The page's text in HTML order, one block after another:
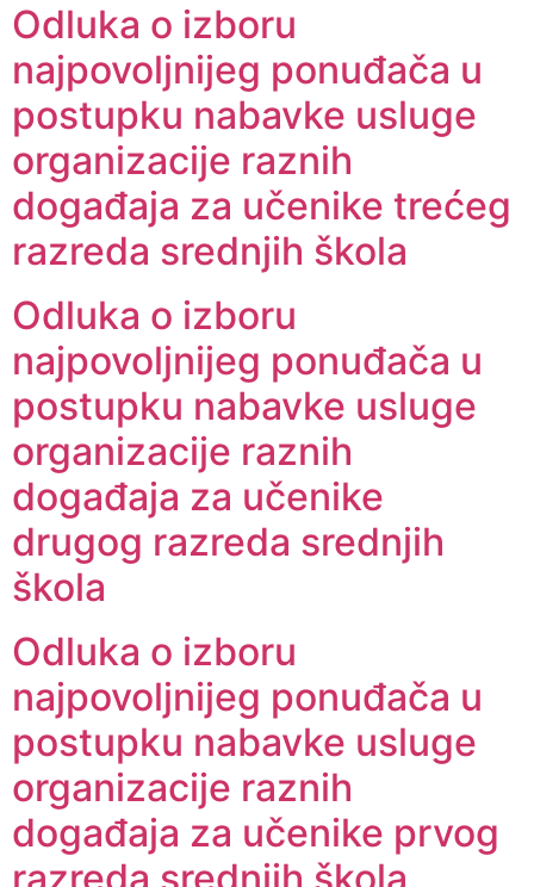
Odluka o izboru
najpovoljnijeg ponuđača u
postupku nabavke usluge
organizacije raznih
događaja za učenike trećeg
razreda srednjih škola
Odluka o izboru
najpovoljnijeg ponuđača u
postupku nabavke usluge
organizacije raznih
događaja za učenike
drugog razreda srednjih
škola
Odluka o izboru
najpovoljnijeg ponuđača u
postupku nabavke usluge
organizacije raznih
događaja za učenike prvog